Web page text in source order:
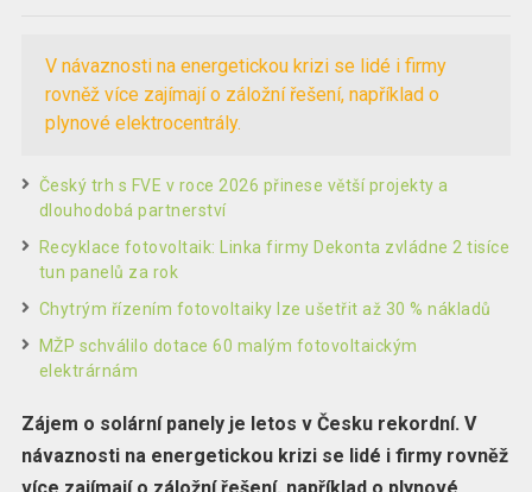
V návaznosti na energetickou krizi se lidé i firmy
rovněž více zajímají o záložní řešení, například o
plynové elektrocentrály.
Český trh s FVE v roce 2026 přinese větší projekty a
dlouhodobá partnerství
Recyklace fotovoltaik: Linka firmy Dekonta zvládne 2 tisíce
tun panelů za rok
Chytrým řízením fotovoltaiky lze ušetřit až 30 % nákladů
MŽP schválilo dotace 60 malým fotovoltaickým
elektrárnám
Zájem o solární panely je letos v Česku rekordní. V
návaznosti na energetickou krizi se lidé i firmy rovněž